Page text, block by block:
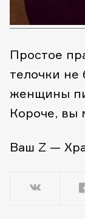
Простое
телочки не
женщины
Короче, вы
Ваш Z —